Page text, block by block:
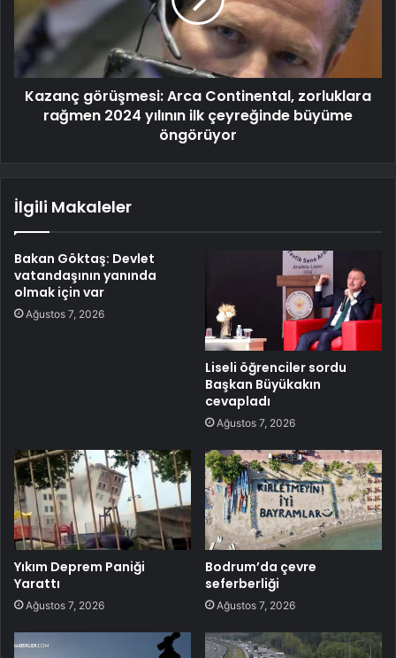
Kazanç görüşmesi: Arca Continental, zorluklara
rağmen 2024 yılının ilk çeyreğinde büyüme
öngörüyor
İlgili Makaleler
Bakan Göktaş: Devlet
vatandaşının yanında
olmak için var
Ağustos 7, 2026
Liseli öğrenciler sordu
Başkan Büyükakın
cevapladı
Ağustos 7, 2026
Yıkım Deprem Paniği
Yarattı
Ağustos 7, 2026
Bodrum’da çevre
seferberliği
Ağustos 7, 2026